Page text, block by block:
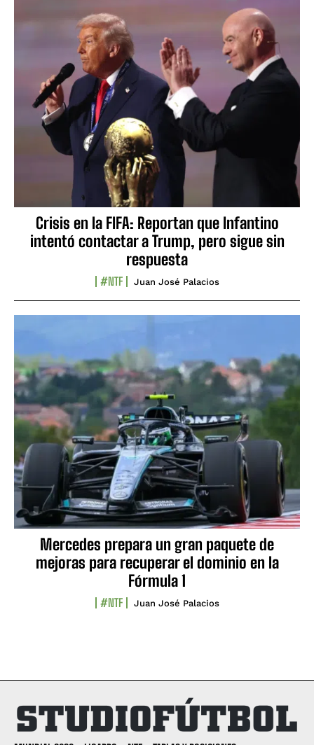
Crisis en la FIFA: Reportan que Infantino
intentó contactar a Trump, pero sigue sin
respuesta
#NTF Juan José Palacios
Mercedes prepara un gran paquete de
mejoras para recuperar el dominio en la
Fórmula 1
#NTF Juan José Palacios